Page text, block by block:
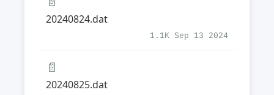
20240824.dat
1.1K Sep 13 2024
📄
20240825.dat